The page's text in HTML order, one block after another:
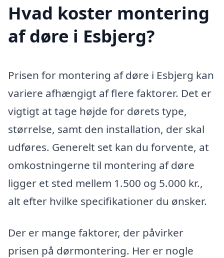
Hvad koster montering
af døre i Esbjerg?
Prisen for montering af døre i Esbjerg kan
variere afhængigt af flere faktorer. Det er
vigtigt at tage højde for dørets type,
størrelse, samt den installation, der skal
udføres. Generelt set kan du forvente, at
omkostningerne til montering af døre
ligger et sted mellem 1.500 og 5.000 kr.,
alt efter hvilke specifikationer du ønsker.
Der er mange faktorer, der påvirker
prisen på dørmontering. Her er nogle